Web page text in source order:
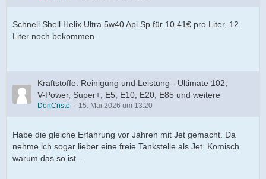
Schnell Shell Helix Ultra 5w40 Api Sp für 10.41€ pro Liter, 12
Liter noch bekommen.
Kraftstoffe: Reinigung und Leistung - Ultimate 102,
V-Power, Super+, E5, E10, E20, E85 und weitere
DonCristo 15. Mai 2026 um 13:20
Habe die gleiche Erfahrung vor Jahren mit Jet gemacht. Da
nehme ich sogar lieber eine freie Tankstelle als Jet. Komisch
warum das so ist...